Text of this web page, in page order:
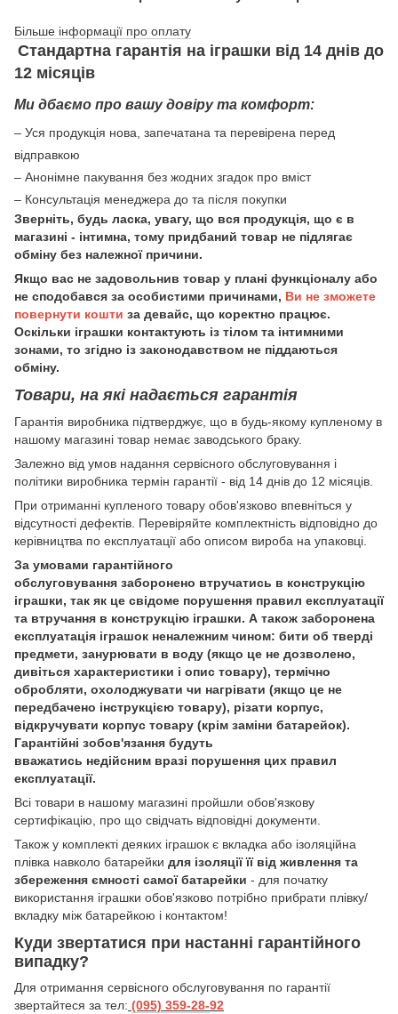
Більше інформації про оплату
Стандартна гарантія на іграшки від 14 днів до
12 місяців
Ми дбаємо про вашу довіру та комфорт:
– Уся продукція нова, запечатана та перевірена перед
відправкою
– Анонімне пакування без жодних згадок про вміст
– Консультація менеджера до та після покупки
Зверніть, будь ласка, увагу, що вся продукція, що є в
магазині - інтимна, тому придбаний товар не підлягає
обміну без належної причини.
Якщо вас не задовольнив товар у плані функціоналу або
не сподобався за особистими причинами, Ви не зможете
повернути кошти за девайс, що коректно працює.
Оскільки іграшки контактують із тілом та інтимними
зонами, то згідно із законодавством не піддаються
обміну.
Товари, на які надається гарантія
Гарантія виробника підтверджує, що в будь-якому купленому в
нашому магазині товар немає заводського браку.
Залежно від умов надання сервісного обслуговування і
політики виробника термін гарантії - від 14 днів до 12 місяців.
При отриманні купленого товару обов'язково впевніться у
відсутності дефектів. Перевіряйте комплектність відповідно до
керівництва по експлуатації або описом вироба на упаковці.
За умовами гарантійного
обслуговування заборонено втручатись в конструкцію
іграшки, так як це свідоме порушення правил експлуатації
та втручання в конструкцію іграшки. А також заборонена
експлуатація іграшок неналежним чином: бити об тверді
предмети, занурювати в воду (якщо це не дозволено,
дивіться характеристики і опис товару), термічно
обробляти, охолоджувати чи нагрівати (якщо це не
передбачено інструкцією товару), різати корпус,
відкручувати корпус товару (крім заміни батарейок).
Гарантійні зобов'язання будуть
вважатись недійсним вразі порушення цих правил
експлуатації.
Всі товари в нашому магазині пройшли обов'язкову
сертифікацію, про що свідчать відповідні документи.
Також у комплекті деяких іграшок є вкладка або ізоляційна
плівка навколо батарейки для ізоляції її від живлення та
збереження ємності самої батарейки - для початку
використання іграшки обов'язково потрібно прибрати плівку/
вкладку між батарейкою і контактом!
Куди звертатися при настанні гарантійного
випадку?
Для отримання сервісного обслуговування по гарантії
звертайтеся за тел: (095) 359-28-92